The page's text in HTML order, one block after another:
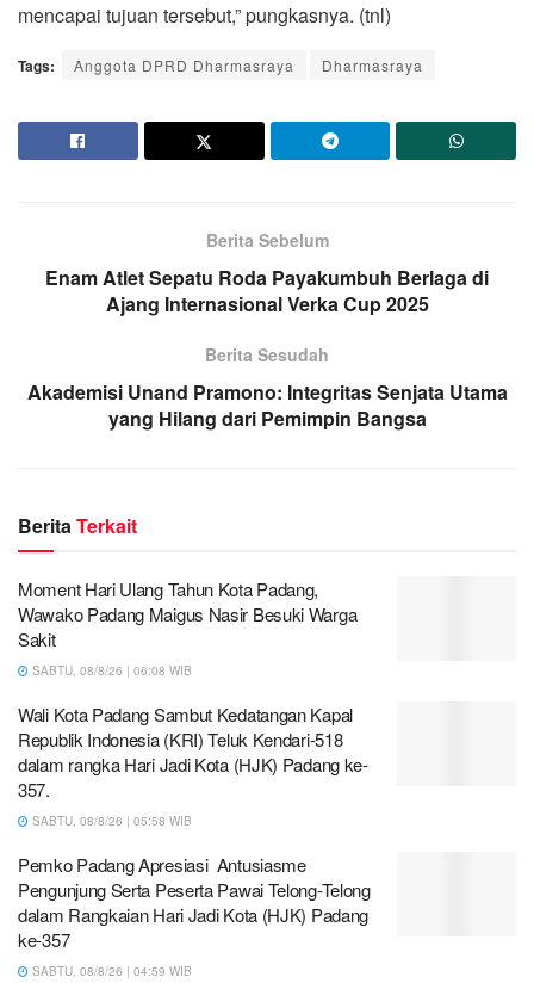
mencapai tujuan tersebut,” pungkasnya. (tnl)
Tags: Anggota DPRD Dharmasraya Dharmasraya
Berita Sebelum
Enam Atlet Sepatu Roda Payakumbuh Berlaga di
Ajang Internasional Verka Cup 2025
Berita Sesudah
Akademisi Unand Pramono: Integritas Senjata Utama
yang Hilang dari Pemimpin Bangsa
Berita Terkait
Moment Hari Ulang Tahun Kota Padang,
Wawako Padang Maigus Nasir Besuki Warga
Sakit
SABTU, 08/8/26 | 06:08 WIB
Wali Kota Padang Sambut Kedatangan Kapal
Republik Indonesia (KRI) Teluk Kendari-518
dalam rangka Hari Jadi Kota (HJK) Padang ke-
357.
SABTU, 08/8/26 | 05:58 WIB
Pemko Padang Apresiasi Antusiasme
Pengunjung Serta Peserta Pawai Telong-Telong
dalam Rangkaian Hari Jadi Kota (HJK) Padang
ke-357
SABTU, 08/8/26 | 04:59 WIB